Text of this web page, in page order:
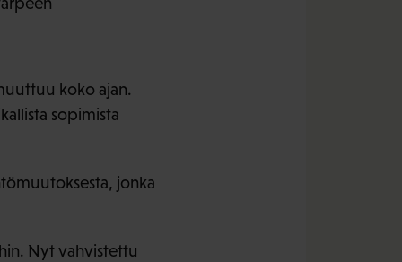
koko ajan.
sopimista
jonka
Nyt vahvistettu